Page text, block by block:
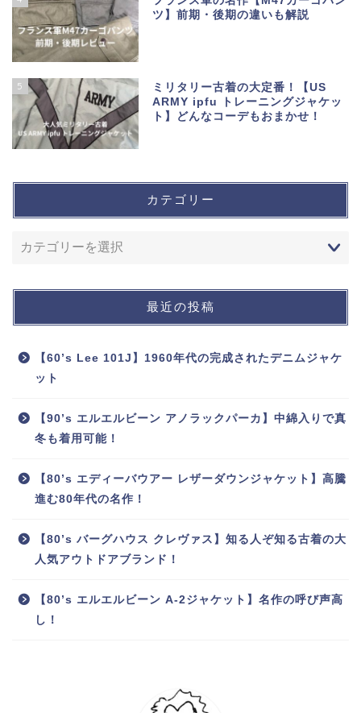
ツ】前期・後期の違いも解説
5
ミリタリー古着の大定番！【US
ARMY ipfu トレーニングジャケッ
ト】どんなコーデもおまかせ！
カテゴリー
最近の投稿
【60’s Lee 101J】1960年代の完成されたデニムジャケ
ット
【90’s エルエルビーン アノラックパーカ】中綿入りで真
冬も着用可能！
【80’s エディーバウアー レザーダウンジャケット】高騰
進む80年代の名作！
【80’s バーグハウス クレヴァス】知る人ぞ知る古着の大
人気アウトドアブランド！
【80’s エルエルビーン A-2ジャケット】名作の呼び声高
し！